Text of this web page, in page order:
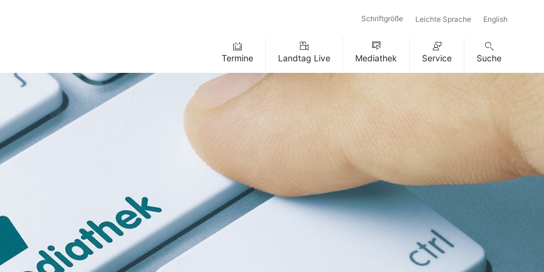
Schriftgröße Leichte Sprache English
Termine Landtag Live Mediathek Service Suche